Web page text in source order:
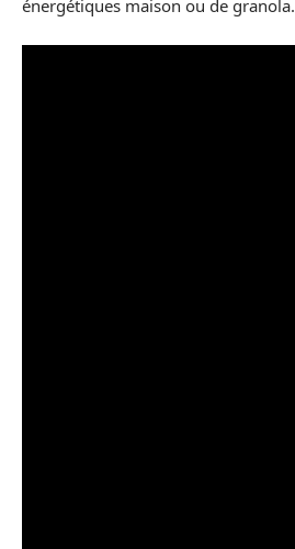
énergétiques maison ou de granola.